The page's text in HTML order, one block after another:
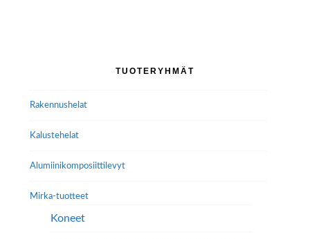
TUOTERYHMÄT
Rakennushelat
Kalustehelat
Alumiini­komposiitti­levyt
Mirka-tuotteet
Koneet